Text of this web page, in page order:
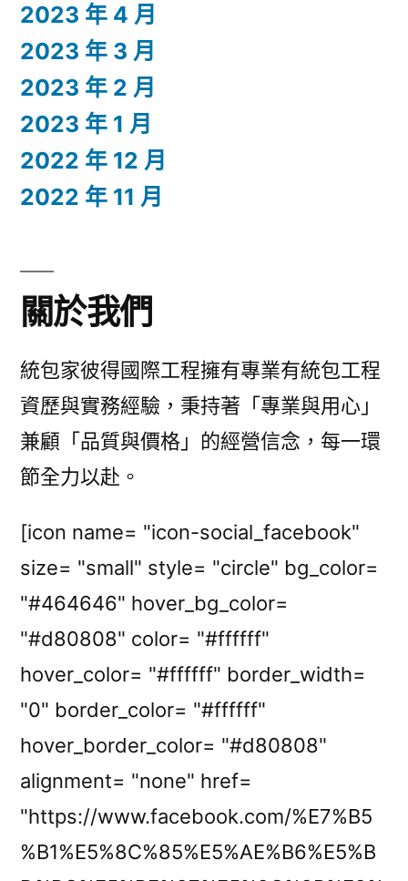
2023 年 4 月
2023 年 3 月
2023 年 2 月
2023 年 1 月
2022 年 12 月
2022 年 11 月
關於我們
統包家彼得國際工程擁有專業有統包工程
資歷與實務經驗，秉持著「專業與用心」
兼顧「品質與價格」的經營信念，每一環
節全力以赴。
[icon name= "icon-social_facebook"
size= "small" style= "circle" bg_color=
"#464646" hover_bg_color=
"#d80808" color= "#ffffff"
hover_color= "#ffffff" border_width=
"0" border_color= "#ffffff"
hover_border_color= "#d80808"
alignment= "none" href=
"https://www.facebook.com/%E7%B5
%B1%E5%8C%85%E5%AE%B6%E5%B